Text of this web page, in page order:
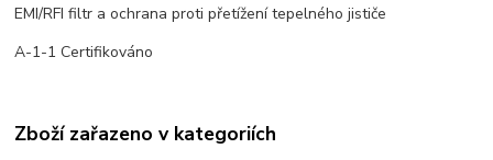
EMI/RFI filtr a ochrana proti přetížení tepelného jističe
A-1-1 Certifikováno
Zboží zařazeno v kategoriích